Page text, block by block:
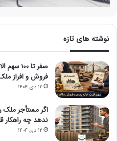
نوشته های تازه
صفر تا
فروش و افراز
۱۲ دی ۱۴۰۴
اگر مستأجر ملک
ندهد چه راهکار
۱۲ دی ۱۴۰۴